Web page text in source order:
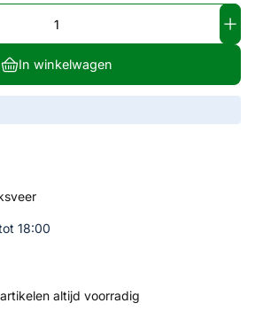
In winkelwagen
18:00
altijd voorradig